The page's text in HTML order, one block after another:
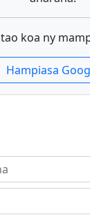
koa ny
Hampiasa